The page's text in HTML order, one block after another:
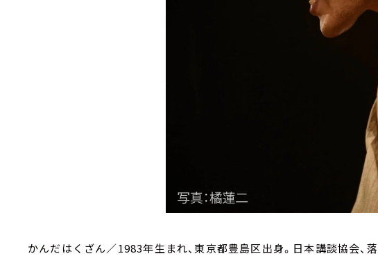
かんだはくざん／1983年生まれ、東京都豊島区出身。日本講談協会、